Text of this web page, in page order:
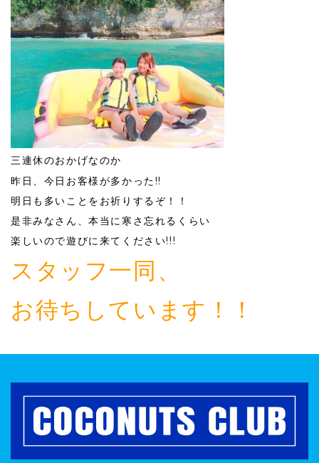
三連休のおかげなのか
昨日、今日お客様が多かった!!
明日も多いことをお祈りするぞ！！
是非みなさん、本当に寒さ忘れるくらい
楽しいので遊びに来てください!!!
スタッフ一同、
お待ちしています！！